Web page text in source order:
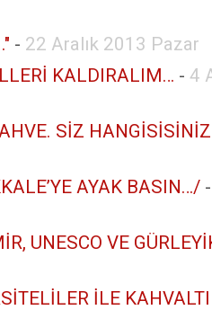
- 22 Aralık 2013 Pazar
KALDIRALIM… - 4
SİZ
AYAK BASIN…/
UNESCO VE
İLE